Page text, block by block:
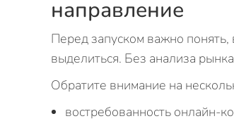
направление
Перед запуском важно понять,
выделиться. Без анализа
Обратите внимание на
востребованность онлайн-